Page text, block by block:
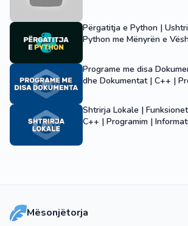
Përgatitja e Python |
Python me Mënyrën e
Programe me disa
dhe Dokumentat | C++ |
Shtrirja Lokale |
C++ | Programim |
Mësonjëtorja